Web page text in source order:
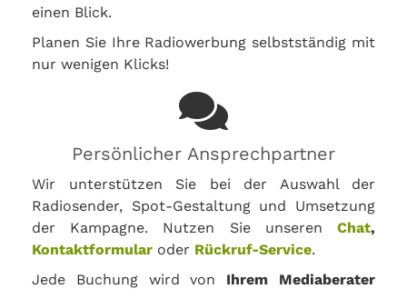
einen Blick.
Planen Sie Ihre Radiowerbung selbstständig mit
nur wenigen Klicks!
Persönlicher Ansprechpartner
Wir unterstützen Sie bei der Auswahl der
Radiosender, Spot-Gestaltung und Umsetzung
der Kampagne. Nutzen Sie unseren Chat,
Kontaktformular oder Rückruf-Service.
Jede Buchung wird von Ihrem Mediaberater